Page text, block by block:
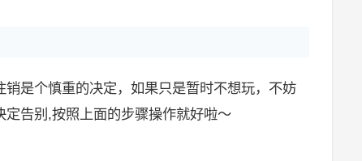
是个慎重的决定，如果只是暂时不想玩，不妨
告别,按照上面的步骤操作就好啦～